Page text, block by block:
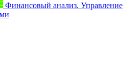
Финансовый анализ. Управление